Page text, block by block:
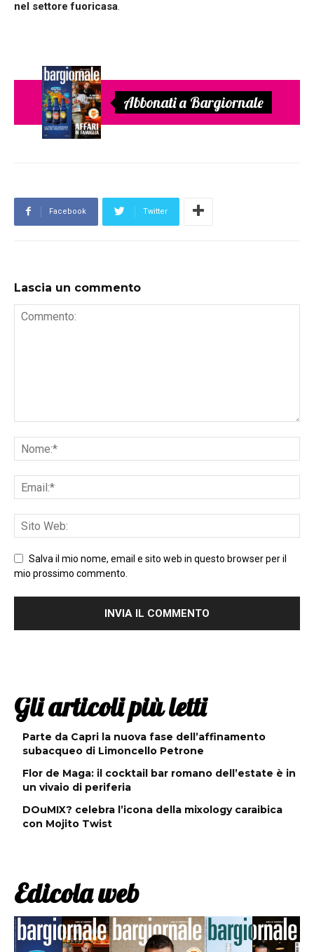
nel settore fuoricasa.
Abbonati a Bargiornale
Facebook Twitter
Lascia un commento
Salva il mio nome, email e sito web in questo browser per il
mio prossimo commento.
Gli articoli più letti
Parte da Capri la nuova fase dell’affinamento
subacqueo di Limoncello Petrone
Flor de Maga: il cocktail bar romano dell’estate è in
un vivaio di periferia
DOuMIX? celebra l’icona della mixology caraibica
con Mojito Twist
Edicola web